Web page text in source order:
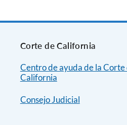
Corte de California
Centro de ayuda de la Corte
California
Consejo Judicial